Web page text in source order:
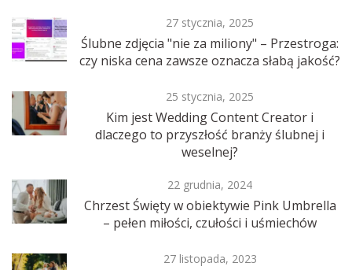
27 stycznia, 2025
Ślubne zdjęcia "nie za miliony" – Przestroga:
czy niska cena zawsze oznacza słabą jakość?
25 stycznia, 2025
Kim jest Wedding Content Creator i
dlaczego to przyszłość branży ślubnej i
weselnej?
22 grudnia, 2024
Chrzest Święty w obiektywie Pink Umbrella
– pełen miłości, czułości i uśmiechów
27 listopada, 2023